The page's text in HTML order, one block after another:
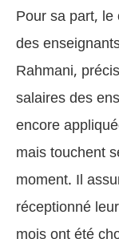
Pour sa part,
des
Rahmani,
salaires des
encore
mais touchent
moment. Il
réceptionné